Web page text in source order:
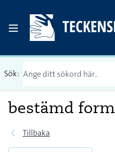
Sök:
bestämd form
Tillbaka